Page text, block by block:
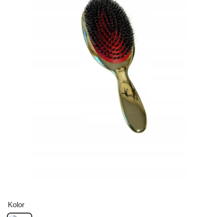
Kolor